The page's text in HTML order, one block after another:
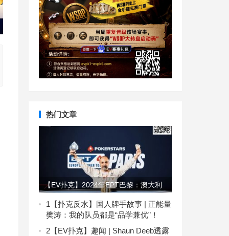
热门文章
【EV扑克】2024年EPT巴黎：澳大利
亚选手Ram Faravash在€3,000神秘赏
金赛中的胜利
1 【扑克反水】国人牌手故事 | 正能量
樊涛：我的队员都是“品学兼优”！
2 【EV扑克】趣闻 | Shaun Deeb透露